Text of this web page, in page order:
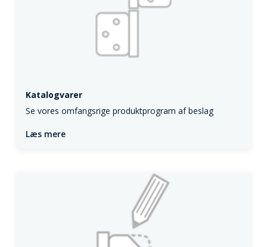
Katalogvarer
Se vores omfangsrige produktprogram af beslag
Læs mere